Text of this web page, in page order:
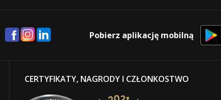
Pobierz aplikację mobilną
CERTYFIKATY, NAGRODY I CZŁONKOSTWO